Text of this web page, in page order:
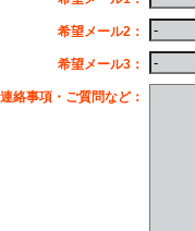
希望メール2：
希望メール3：
連絡事項・ご質問など：